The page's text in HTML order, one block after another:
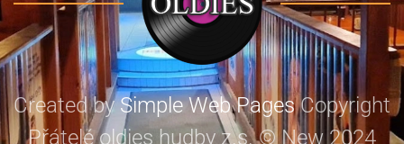
Created bySimple Web PagesCopyright
Přátelé oldies hudby z.s. © New 2024